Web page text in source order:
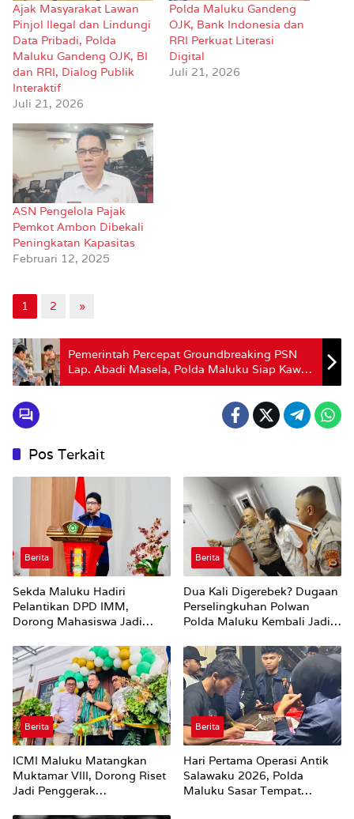
Ajak Masyarakat Lawan
Pinjol Ilegal dan Lindungi
Data Pribadi, Polda
Maluku Gandeng OJK, BI
dan RRI, Dialog Publik
Interaktif
Juli 21, 2026
Polda Maluku Gandeng
OJK, Bank Indonesia dan
RRI Perkuat Literasi
Digital
Juli 21, 2026
ASN Pengelola Pajak
Pemkot Ambon Dibekali
Peningkatan Kapasitas
Februari 12, 2025
1 2 »
Pemerintah Percepat Groundbreaking PSN
Lap. Abadi Masela, Polda Maluku Siap Kawal
Investasi Strategis Nasional
Pos Terkait
Berita
Sekda Maluku Hadiri
Pelantikan DPD IMM,
Dorong Mahasiswa Jadi
Strategis Pemerintah
Berita
Dua Kali Digerebek? Dugaan
Perselingkuhan Polwan
Polda Maluku Kembali Jadi
Berita
ICMI Maluku Matangkan
Muktamar VIII, Dorong Riset
Jadi Penggerak
Berita
Hari Pertama Operasi Antik
Salawaku 2026, Polda
Maluku Sasar Tempat